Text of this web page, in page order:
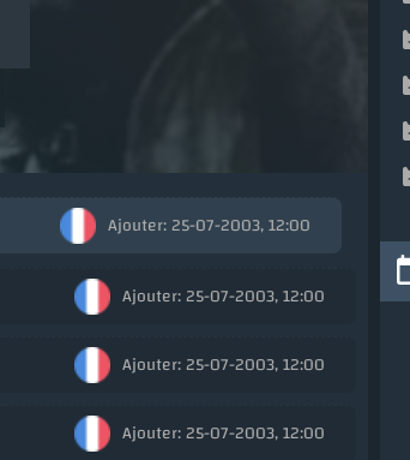
Ajouter: 25-07-2003, 12:00
Ajouter: 25-07-2003, 12:00
Ajouter: 25-07-2003, 12:00
Ajouter: 25-07-2003, 12:00